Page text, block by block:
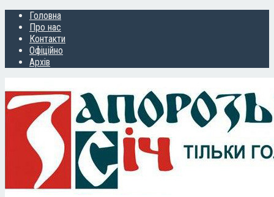
Головна
Про нас
Контакти
Офіційно
Архів